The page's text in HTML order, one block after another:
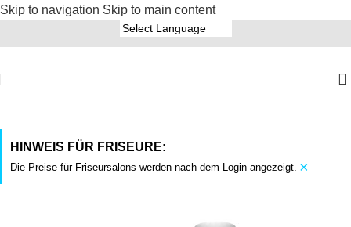
Skip to navigation Skip to main content
HINWEIS FÜR FRISEURE:
Die Preise für Friseursalons werden nach dem Login angezeigt. ×